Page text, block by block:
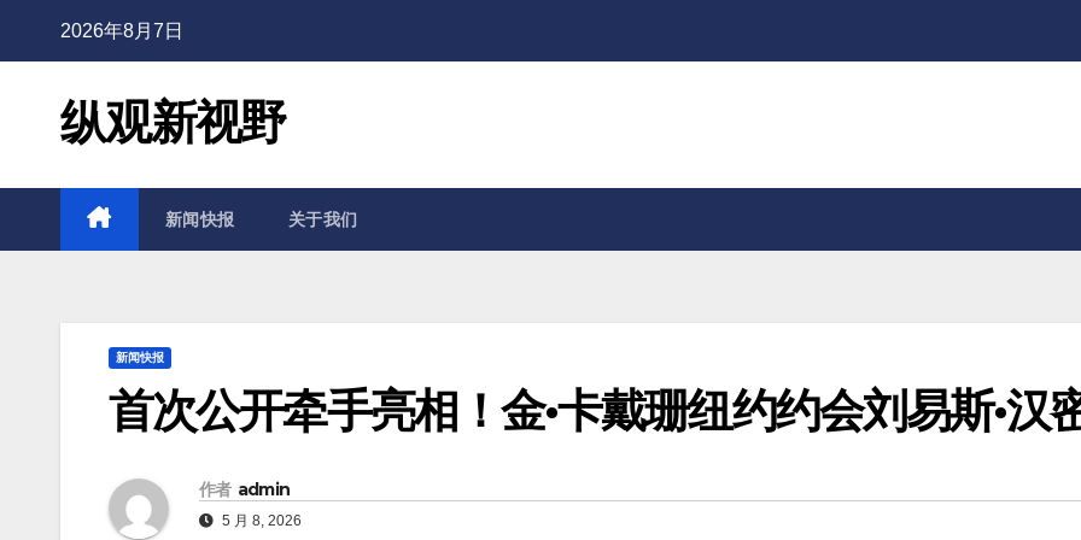
2026年8月7日
纵观新视野
新闻快报 关于我们
新闻快报
首次公开牵手亮相！金·卡戴珊纽约约会刘易斯·汉
作者 admin
5 月 8, 2026